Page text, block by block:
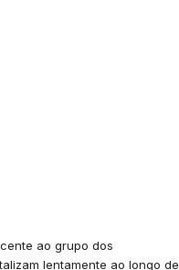
ao grupo dos
lentamente ao longo de